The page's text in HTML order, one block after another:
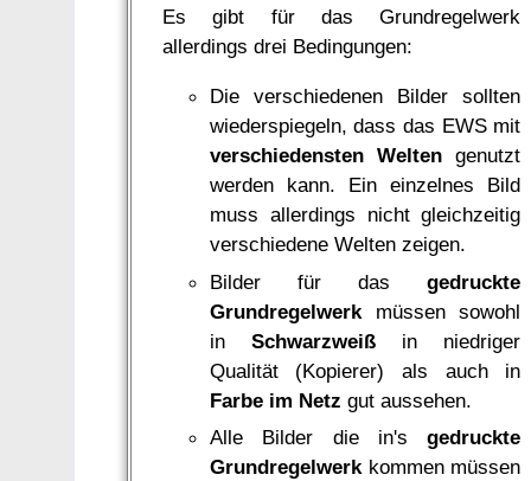
Es gibt für das Grundregelwerk
allerdings drei Bedingungen:
Die verschiedenen Bilder sollten
wiederspiegeln, dass das EWS mit
verschiedensten Welten genutzt
werden kann. Ein einzelnes Bild
muss allerdings nicht gleichzeitig
verschiedene Welten zeigen.
Bilder für dasgedruckte
Grundregelwerkmüssen sowohl
in Schwarzweißin niedriger
Qualität (Kopierer) als auch in
Farbe im Netz gut aussehen.
Alle Bilder die in'sgedruckte
Grundregelwerkkommen müssen